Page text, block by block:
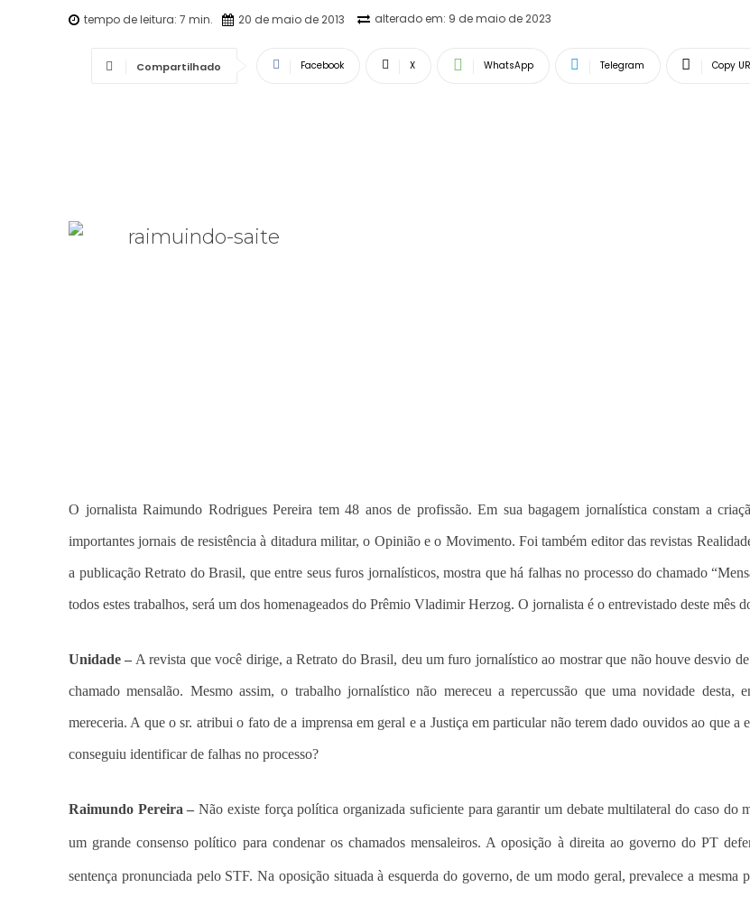
tempo de leitura: 7 min. 20 de maio de 2013 alterado em: 9 de maio de 2023
Compartilhado Facebook X WhatsApp Telegram Copy
O jornalista Raimundo Rodrigues Pereira tem 48 anos de profissão. Em sua bagagem jornalística constam a
importantes jornais de resistência à ditadura militar, o Opinião e o Movimento. Foi também editor das revistas
a publicação Retrato do Brasil, que entre seus furos jornalísticos, mostra que há falhas no processo do chamado
todos estes trabalhos, será um dos homenageados do Prêmio Vladimir Herzog. O jornalista é o entrevistado deste mês
Unidade – A revista que você dirige, a Retrato do Brasil, deu um furo jornalístico ao mostrar que não houve desvio
chamado mensalão. Mesmo assim, o trabalho jornalístico não mereceu a repercussão que uma novidade desta,
mereceria. A que o sr. atribui o fato de a imprensa em geral e a Justiça em particular não terem dado ouvidos ao que a
conseguiu identificar de falhas no processo?
Raimundo Pereira – Não existe força política organizada suficiente para garantir um debate multilateral do caso do
um grande consenso político para condenar os chamados mensaleiros. A oposição à direita ao governo do PT
sentença pronunciada pelo STF. Na oposição situada à esquerda do governo, de um modo geral, prevalece a mesma